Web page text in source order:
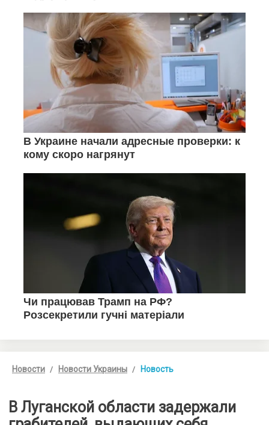
Новости Новости Украины Новость
В Луганской области задержали